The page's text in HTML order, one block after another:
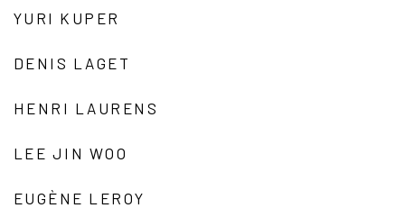
YURI KUPER
DENIS LAGET
HENRI LAURENS
LEE JIN WOO
EUGÈNE LEROY